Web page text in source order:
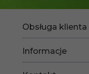
Obsługa klienta
Informacje